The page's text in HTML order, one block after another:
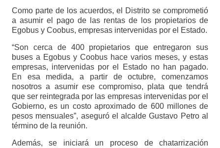
Como parte de los acuerdos, el Distrito se comprometió
a asumir el pago de las rentas de los propietarios de
Egobus y Coobus, empresas intervenidas por el Estado.
“Son cerca de 400 propietarios que entregaron sus
buses a Egobus y Coobus hace varios meses, y estas
empresas, intervenidas por el Estado no han pagado.
En esa medida, a partir de octubre, comenzamos
nosotros a asumir ese compromiso, plata que tendrá
que ser reintegrada por las empresas intervenidas por el
Gobierno, es un costo aproximado de 600 millones de
pesos mensuales”, aseguró el alcalde Gustavo Petro al
término de la reunión.
Además, se iniciará un proceso de chatarrización